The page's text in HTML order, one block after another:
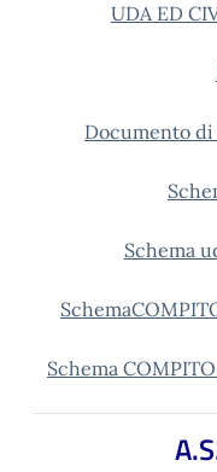
UDA ED
Documento
Schema
Schema